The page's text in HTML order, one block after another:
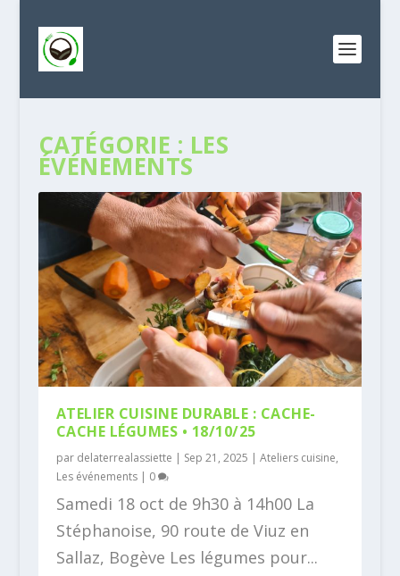
CATÉGORIE : LES
ÉVÉNEMENTS
ATELIER CUISINE DURABLE : CACHE-
CACHE LÉGUMES • 18/10/25
par delaterrealassiette | Sep 21, 2025 | Ateliers cuisine,
Les événements| 0
Samedi 18 oct de 9h30 à 14h00 La
Stéphanoise, 90 route de Viuz en
Sallaz, Bogève Les légumes pour...